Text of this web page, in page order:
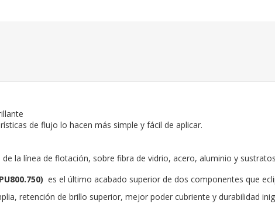
de flujo lo hacen más simple y fácil de aplicar.
la línea de flotación, sobre fibra de vidrio, acero, aluminio y
es el último acabado superior de dos componentes que
retención de brillo superior, mejor poder cubriente y durabilidad